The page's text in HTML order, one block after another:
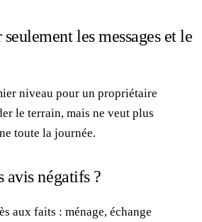
les messages et le
niveau pour un propriétaire
le terrain, mais ne veut plus
toute la journée.
avis négatifs ?
aux faits : ménage, échange